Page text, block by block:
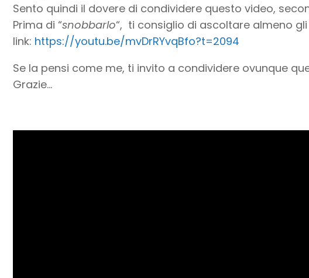
Sento quindi il dovere di condividere questo video,
Prima di “snobbarlo“, ti consiglio di ascoltare almeno
link: https://youtu.be/mvDrRYvqBfo?t=2094
Se la pensi come me, ti invito a condividere ovunque
Grazie…